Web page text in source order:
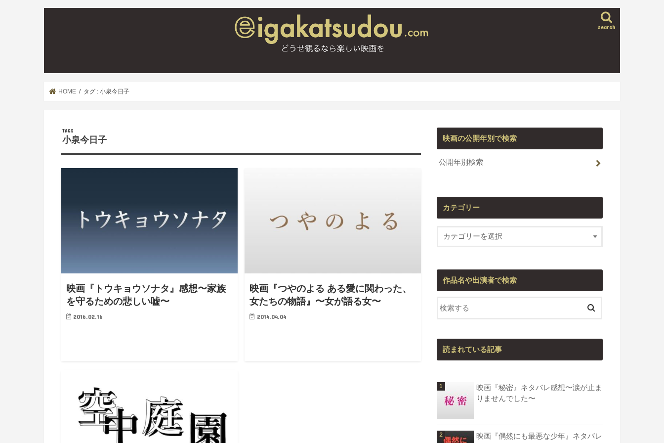
search
HOME タグ : 小泉今日子
小泉今日子
映画『トウキョウソナタ』感想〜家族
を守るための悲しい嘘〜
2016.02.16
映画『つやのよる ある愛に関わった、
女たちの物語』〜女が語る女〜
2014.04.04
映画の公開年別で検索
公開年別検索
カテゴリー
作品名や出演者で検索
読まれている記事
映画『秘密』ネタバレ感想〜涙が止ま
りませんでした〜
映画『偶然にも最悪な少年』ネタバレ